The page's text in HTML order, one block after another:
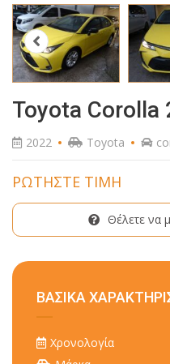
Toyota Corolla
2022 Toyota
ΡΩΤΗΣΤΕ ΤΙΜΗ
Θέλετε να
ΒΑΣΙΚΑ
Χρονολογία